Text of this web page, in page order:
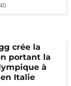
crée la
portant la
à
Italie